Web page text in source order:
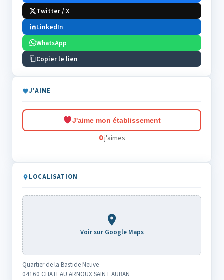
Twitter / X
LinkedIn
WhatsApp
Copier le lien
J'AIME
J'aime mon établissement
0j'aimes
LOCALISATION
Voir sur Google Maps
Quartier de la Bastide Neuve
04160 CHATEAU ARNOUX SAINT AUBAN